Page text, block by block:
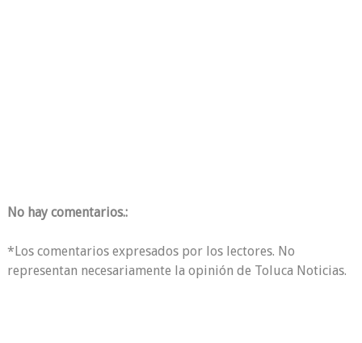
No hay comentarios.:
*Los comentarios expresados por los lectores. No
representan necesariamente la opinión de Toluca Noticias.